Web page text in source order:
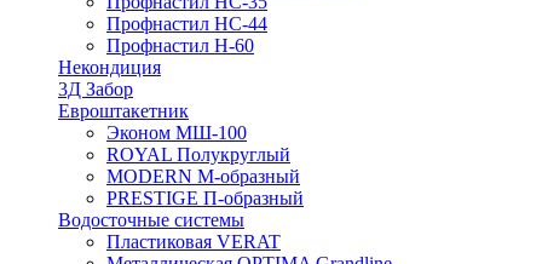
Профнастил НС-44
Профнастил Н-60
Некондиция
3Д Забор
Евроштакетник
Эконом МШ-100
ROYAL Полукруглый
MODERN М-образный
PRESTIGE П-образный
Водосточные системы
Пластиковая VERAT